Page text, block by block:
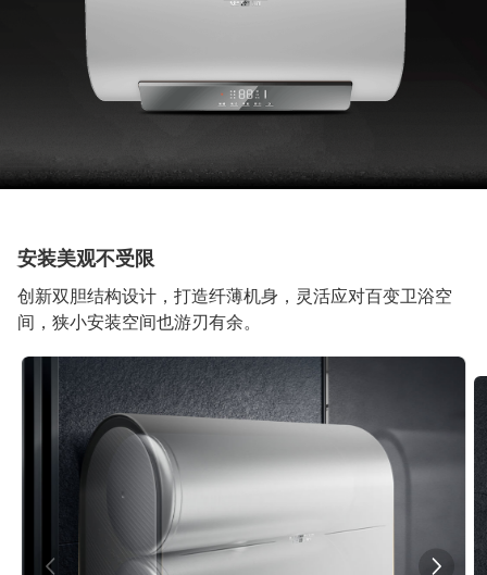
安装美观不受限
创新双胆结构设计，打造纤薄机身，灵活应对百变卫浴空
间，狭小安装空间也游刃有余。